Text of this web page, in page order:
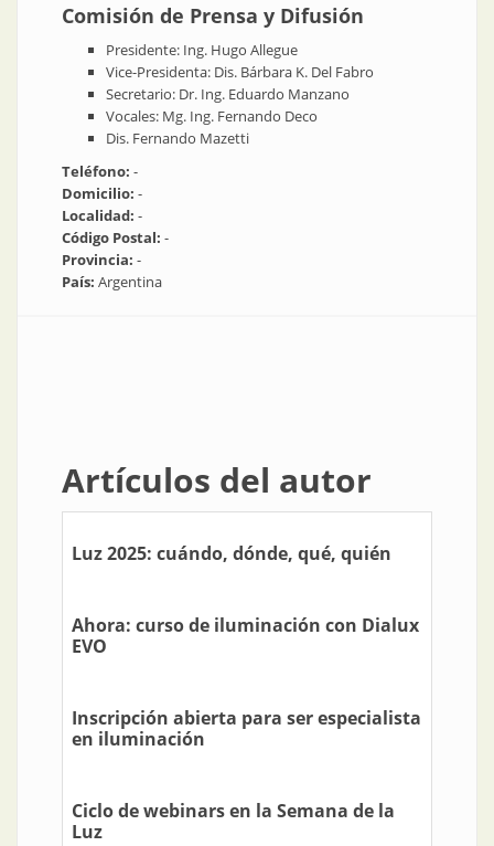
Comisión de Prensa y Difusión
Presidente: Ing. Hugo Allegue
​Vice-Presidenta: Dis. Bárbara K. Del Fabro
​Secretario: Dr. Ing. Eduardo Manzano
​Vocales: Mg. Ing. Fernando Deco
Dis. Fernando Mazetti
Teléfono: -
Domicilio: -
Localidad: -
Código Postal: -
Provincia: -
País: Argentina
Artículos del autor
Luz 2025: cuándo, dónde, qué, quién
Ahora: curso de iluminación con Dialux
EVO
Inscripción abierta para ser especialista
en iluminación
Ciclo de webinars en la Semana de la
Luz